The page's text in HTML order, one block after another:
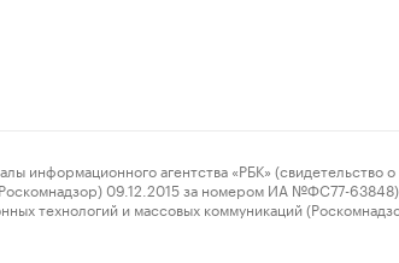
агентства «РБК» (свидетельство о
09.12.2015 за номером ИА №ФС77-63848)
технологий и массовых коммуникаций